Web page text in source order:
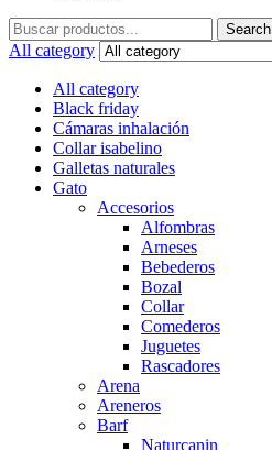
Search
for:
Search
All category
All category
Black friday
Cámaras inhalación
Collar isabelino
Galletas naturales
Gato
Accesorios
Alfombras
Arneses
Bebederos
Bozal
Collar
Comederos
Juguetes
Rascadores
Arena
Areneros
Barf
Naturcanin